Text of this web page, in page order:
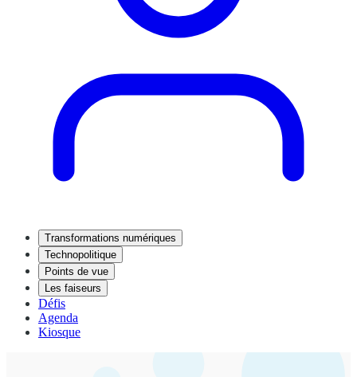
Transformations numériques
Technopolitique
Points de vue
Les faiseurs
Défis
Agenda
Kiosque